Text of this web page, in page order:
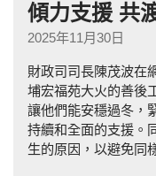
傾力支援 共
2025年11月30日
財政司司長陳茂波在
埔宏福苑大火的善後
讓他們能安穩過冬，
持續和全面的支援。
生的原因，以避免同